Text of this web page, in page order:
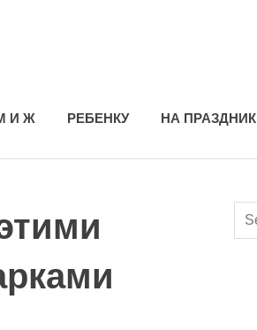
И Ж РЕБЕНКУ НА ПРАЗДНИК